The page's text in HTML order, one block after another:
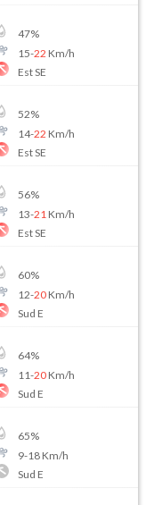
47%
15-22 Km/h
Est SE
52%
14-22 Km/h
Est SE
56%
13-21 Km/h
Est SE
60%
12-20Km/h
Sud E
64%
11-20Km/h
Sud E
65%
9-18Km/h
Sud E